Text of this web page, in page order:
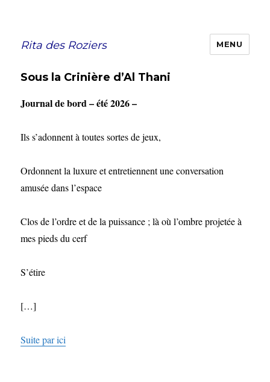
Rita des Roziers MENU
Sous la Crinière d’Al Thani
Journal de bord – été 2026 –
Ils s’adonnent à toutes sortes de jeux,
Ordonnent la luxure et entretiennent une conversation
amusée dans l’espace
Clos de l’ordre et de la puissance ; là où l’ombre projetée à
mes pieds du cerf
S’étire
[…]
Suite par ici